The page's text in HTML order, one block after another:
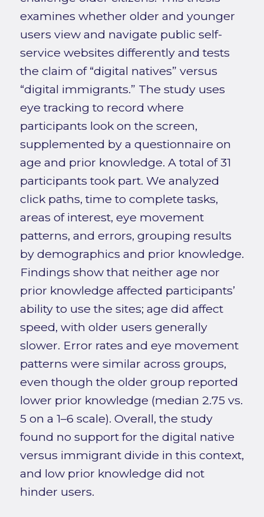
examines whether older and younger
users view and navigate public self-
service websites differently and tests
the claim of “digital natives” versus
“digital immigrants.” The study uses
eye tracking to record where
participants look on the screen,
supplemented by a questionnaire on
age and prior knowledge. A total of 31
participants took part. We analyzed
click paths, time to complete tasks,
areas of interest, eye movement
patterns, and errors, grouping results
by demographics and prior knowledge.
Findings show that neither age nor
prior knowledge affected participants’
ability to use the sites; age did affect
speed, with older users generally
slower. Error rates and eye movement
patterns were similar across groups,
even though the older group reported
lower prior knowledge (median 2.75 vs.
5 on a 1–6 scale). Overall, the study
found no support for the digital native
versus immigrant divide in this context,
and low prior knowledge did not
hinder users.